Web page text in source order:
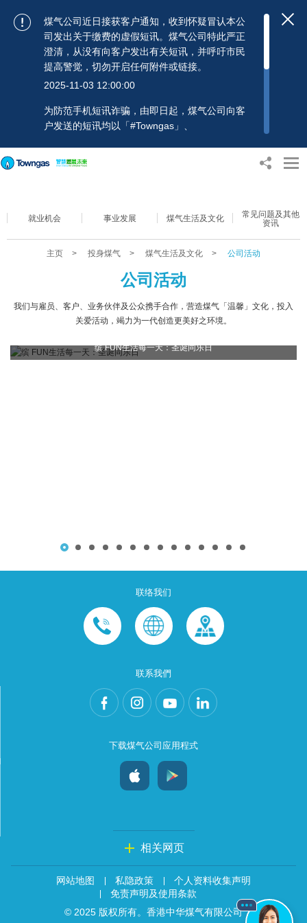
煤气公司近日接获客户通知，收到怀疑冒认本公
司发出关于缴费的虚假短讯。煤气公司特此严正
澄清，从没有向客户发出有关短讯，并呼吁市民
提高警觉，切勿开启任何附件或链接。
2025-11-03 12:00:00
为防范手机短讯诈骗，由即日起，煤气公司向客
户发送的短讯均以「#Towngas」、
个人资料，以免蒙受损失。若有任何疑问，可随
就业机会 事业发展 煤气生活及文化
常见问题及其他
资讯
主页 > 投身煤气 > 煤气生活及文化 > 公司活动
公司活动
我们与雇员、客户、业务伙伴及公众携手合作，营造煤气「温馨」文化，投入
关爱活动，竭力为一代创造更美好之环境。
缤 FUN生活每一天：圣诞同乐日
联络我们
联系我們
下载煤气公司应用程式
相关网页
网站地图 私隐政策
个人资料收集声明
免责声明及使用条款
© 2025 版权所有。香港中华煤气有限公司